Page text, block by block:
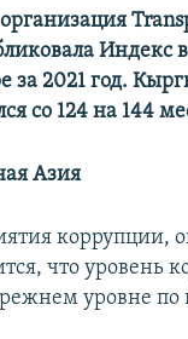
Индекс
за 2021 год.
со 124 на 144
Азия
коррупции,
что уровень
уровне по